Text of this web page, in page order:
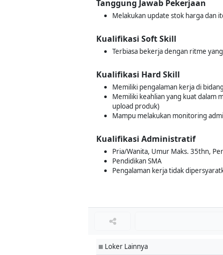
Tanggung Jawab Pekerjaan
Melakukan update stok harga dan
Kualifikasi Soft Skill
Terbiasa bekerja dengan ritme
Kualifikasi Hard Skill
Memiliki pengalaman kerja di
Memiliki keahlian yang kuat dalam
upload produk)
Mampu melakukan monitoring
Kualifikasi Administratif
Pria/Wanita, Umur Maks. 35thn,
Pendidikan SMA
Pengalaman kerja tidak
■ Loker Lainnya